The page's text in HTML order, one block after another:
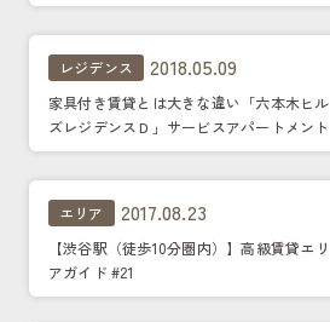
レジデンス 2018.05.09
家具付き賃貸とは大きな違い「六本木ヒル
ズレジデンスＤ」サービスアパートメント
を徹底解剖
エリア 2017.08.23
【渋谷駅（徒歩10分圏内）】高級賃貸エリ
アガイド #21